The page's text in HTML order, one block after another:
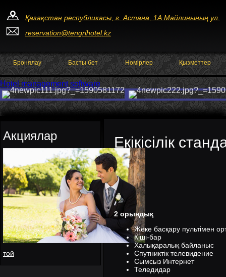
Қазақстан республикасы, г. Астана, 1А Майлинының ул.
reservation@tengrihotel.kz
Бронялау Басты бет Нөмірлер Қызметтер
Hotel management software
Акциялар
той
Eкікісілік
2 орындық
Жеке басқару пультімен
Кіші-бар
Халықаралық байланыс
Спутниктік телевидение
Сымсыз Интернет
Теледидар